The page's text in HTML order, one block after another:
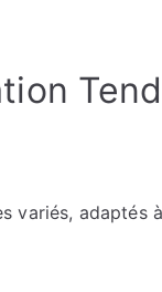
variés, adaptés